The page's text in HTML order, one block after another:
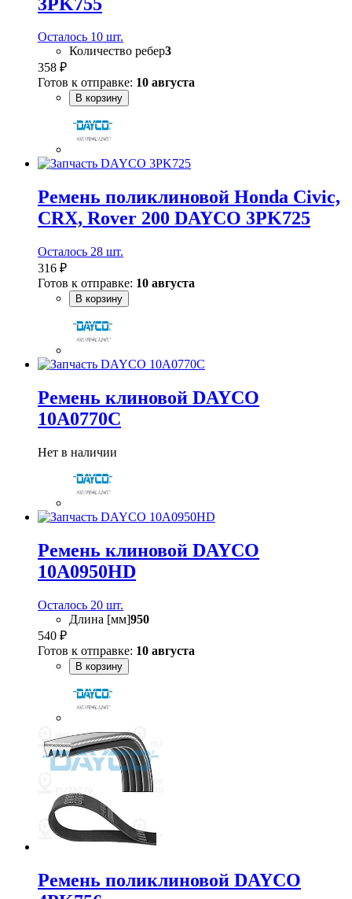
Осталось 10 шт.
Количество ребер3
358 ₽
Готов к отправке: 10 августа
В корзину
Ремень поликлиновой Honda Civic,
CRX, Rover 200 DAYCO 3PK725
Осталось 28 шт.
316 ₽
Готов к отправке: 10 августа
В корзину
Ремень клиновой DAYCO
10A0770C
Нет в наличии
Ремень клиновой DAYCO
10A0950HD
Осталось 20 шт.
Длина [мм]950
540 ₽
Готов к отправке: 10 августа
В корзину
Ремень поликлиновой DAYCO